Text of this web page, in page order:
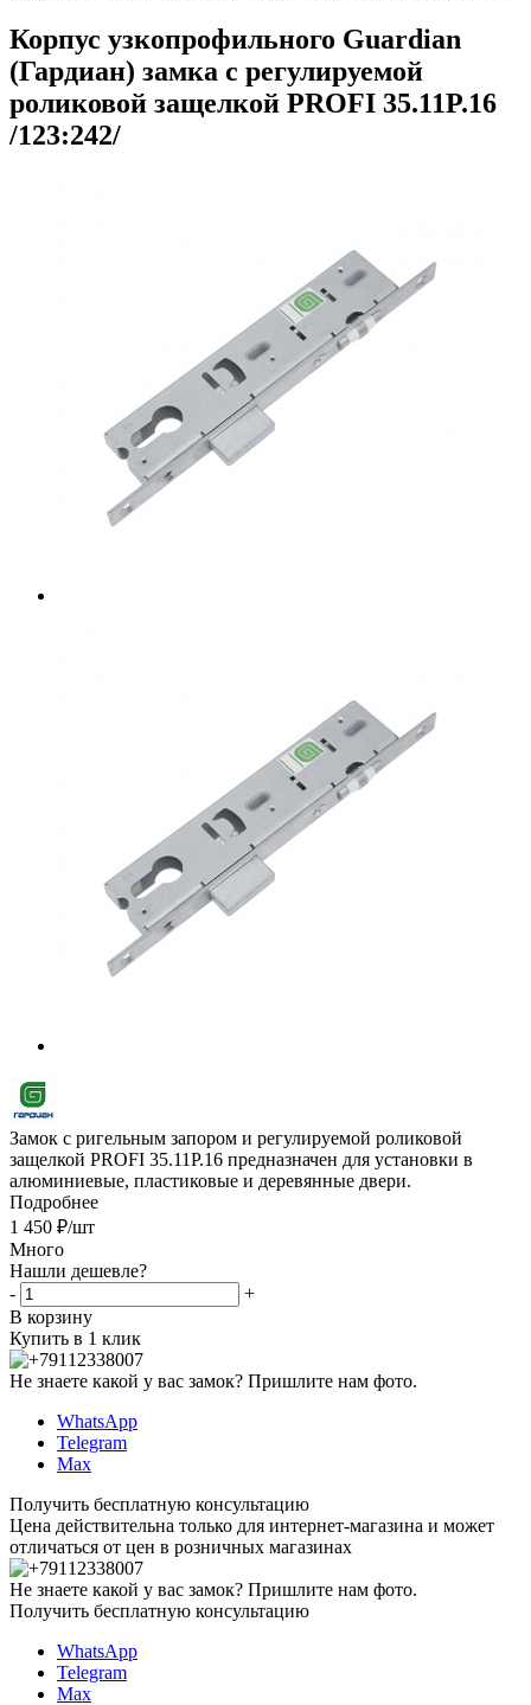
Корпус узкопрофильного Guardian
(Гардиан) замка с регулируемой
роликовой защелкой PROFI 35.11P.16
/123:242/
Замок с ригельным запором и регулируемой роликовой
защелкой PROFI 35.11Р.16 предназначен для установки в
алюминиевые, пластиковые и деревянные двери.
Подробнее
1 450 ₽/шт
Много
Нашли дешевле?
-
+
В корзину
Купить в 1 клик
Не знаете какой у вас замок? Пришлите нам фото.
WhatsApp
Telegram
Max
Получить бесплатную консультацию
Цена действительна только для интернет-магазина и может
отличаться от цен в розничных магазинах
Не знаете какой у вас замок? Пришлите нам фото.
Получить бесплатную консультацию
WhatsApp
Telegram
Max